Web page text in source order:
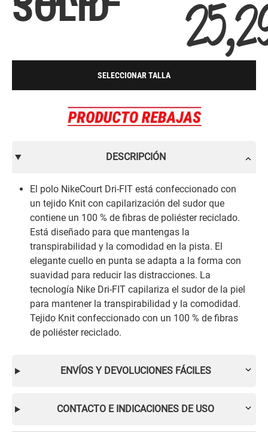
SELECCIONAR TALLA
DESCRIPCIÓN
El polo NikeCourt Dri-FIT está confeccionado con
un tejido Knit con capilarización del sudor que
contiene un 100 % de fibras de poliéster reciclado.
Está diseñado para que mantengas la
transpirabilidad y la comodidad en la pista. El
elegante cuello en punta se adapta a la forma con
suavidad para reducir las distracciones. La
tecnología Nike Dri-FIT capilariza el sudor de la piel
para mantener la transpirabilidad y la comodidad.
Tejido Knit confeccionado con un 100 % de fibras
de poliéster reciclado.
ENVÍOS Y DEVOLUCIONES FÁCILES
CONTACTO E INDICACIONES DE USO